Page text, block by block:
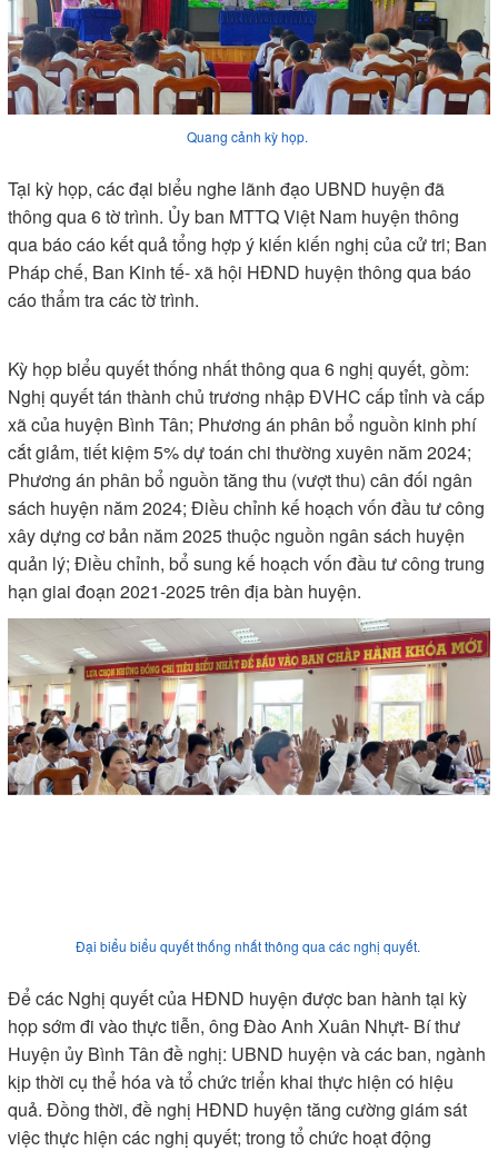
Quang cảnh kỳ họp.
Tại kỳ họp, các đại biểu nghe lãnh đạo UBND huyện đã
thông qua 6 tờ trình. Ủy ban MTTQ Việt Nam huyện thông
qua báo cáo kết quả tổng hợp ý kiến kiến nghị của cử tri; Ban
Pháp chế, Ban Kinh tế- xã hội HĐND huyện thông qua báo
cáo thẩm tra các tờ trình.
Kỳ họp biểu quyết thống nhất thông qua 6 nghị quyết, gồm:
Nghị quyết tán thành chủ trương nhập ĐVHC cấp tỉnh và cấp
xã của huyện Bình Tân; Phương án phân bổ nguồn kinh phí
cắt giảm, tiết kiệm 5% dự toán chi thường xuyên năm 2024;
Phương án phân bổ nguồn tăng thu (vượt thu) cân đối ngân
sách huyện năm 2024; Điều chỉnh kế hoạch vốn đầu tư công
xây dựng cơ bản năm 2025 thuộc nguồn ngân sách huyện
quản lý; Điều chỉnh, bổ sung kế hoạch vốn đầu tư công trung
hạn giai đoạn 2021-2025 trên địa bàn huyện.
Đại biểu biểu quyết thống nhất thông qua các nghị quyết.
Để các Nghị quyết của HĐND huyện được ban hành tại kỳ
họp sớm đi vào thực tiễn, ông Đào Anh Xuân Nhựt- Bí thư
Huyện ủy Bình Tân đề nghị: UBND huyện và các ban, ngành
kịp thời cụ thể hóa và tổ chức triển khai thực hiện có hiệu
quả. Đồng thời, đề nghị HĐND huyện tăng cường giám sát
việc thực hiện các nghị quyết; trong tổ chức hoạt động